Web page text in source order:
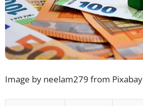
Image by neelam279 from Pixabay